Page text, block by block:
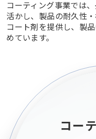
コーティング事業では
活かし、 製品の耐久性
コート剤を提供し、 製
めています。
コー